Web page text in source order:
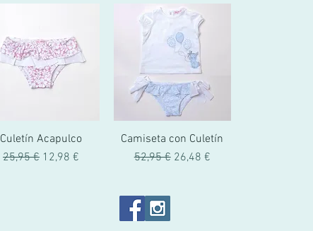
Culetín Acapulco
Precio
25,95 € Precio de oferta
12,98 €
Camiseta con Culetín
Precio
52,95 € Precio de oferta
26,48 €